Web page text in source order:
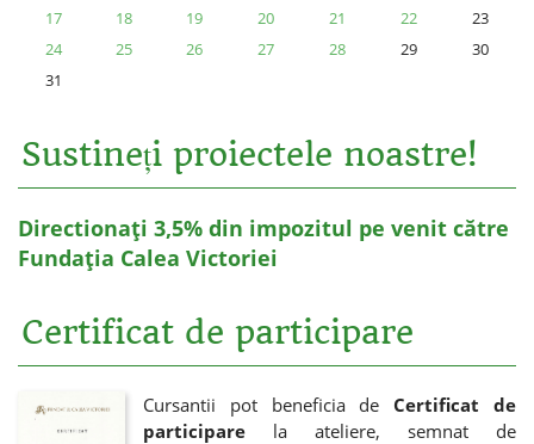
17
18 19 20 21 22
23
24
25 26 27 28 29
30
31
Sustineți proiectele noastre!
Directionați 3,5% din impozitul pe venit către
Fundația Calea Victoriei
Certificat de participare
Cursantii pot beneficia de Certificat de
participare la ateliere, semnat de